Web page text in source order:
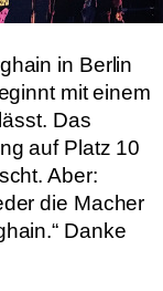
in Berlin
mit einem
Das
auf Platz 10
Aber:
die Macher
Danke